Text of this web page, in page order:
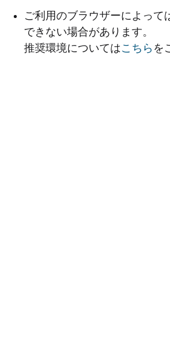
ご利用のブラウザーによって
できない場合があります。
推奨環境についてはこちら を